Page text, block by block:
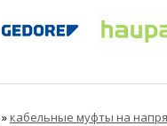
»кабельные муфты на